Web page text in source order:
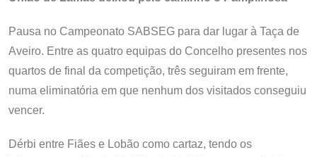
Pausa no Campeonato SABSEG para dar lugar à Taça de
Aveiro. Entre as quatro equipas do Concelho presentes nos
quartos de final da competição, três seguiram em frente,
numa eliminatória em que nenhum dos visitados conseguiu
vencer.
Dérbi entre Fiães e Lobão como cartaz, tendo os